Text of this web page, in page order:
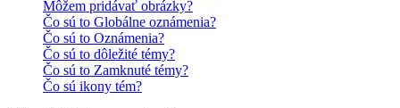
Môžem pridávať obrázky?
Čo sú to Globálne oznámenia?
Čo sú to Oznámenia?
Čo sú to dôležité témy?
Čo sú to Zamknuté témy?
Čo sú ikony tém?